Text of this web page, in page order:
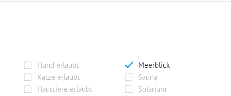
Hund erlaubt
Meerblick
Katze erlaubt
Sauna
Haustiere erlaubt
Solarium